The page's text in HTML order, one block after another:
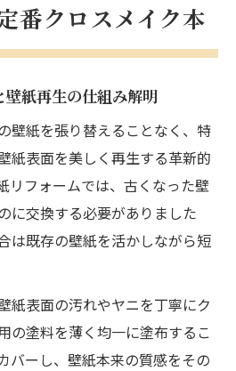
叶える理想的な壁紙再生法
紙蘇生も低コストで実現可
費用を抑えた壁紙蘇生が実
を可能にするクロスメイクの
用で経済的に美観を保つ秘
比べたクロスメイクのコス
番クロスメイク本
紙再生の仕組み解明
壁紙を張り替えることなく、特
紙表面を美しく再生する革新的
リフォームでは、古くなった壁
に交換する必要がありました
は既存の壁紙を活かしながら短
紙表面の汚れやヤニを丁寧にク
の塗料を薄く均一に塗布するこ
バーし、壁紙本来の質感をその